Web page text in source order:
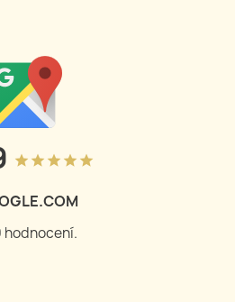
grade grade grade grade grade
hodnocení.